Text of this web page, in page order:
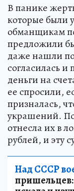
В панике
которые были
обманщикам
предложили
даже нашли
согласилась
деньги на
ее спросили,
призналась,
украшений.
отнесла их в
рублей, и эту
Над СССР
пришельцев: